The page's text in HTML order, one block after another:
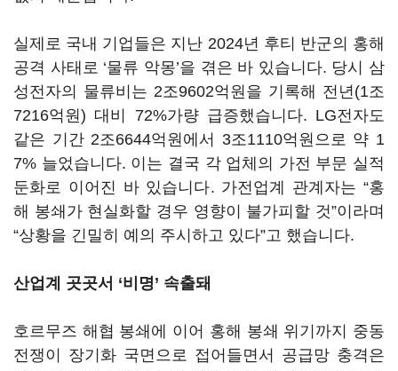
실제로 국내 기업들은 지난 2024년 후티 반군의 홍해
공격 사태로 ‘물류 악몽’을 겪은 바 있습니다. 당시 삼
성전자의 물류비는 2조9602억원을 기록해 전년(1조
7216억원) 대비 72%가량 급증했습니다. LG전자도
같은 기간 2조6644억원에서 3조1110억원으로 약 1
7% 늘었습니다. 이는 결국 각 업체의 가전 부문 실적
둔화로 이어진 바 있습니다. 가전업계 관계자는“홍
해 봉쇄가 현실화할 경우 영향이 불가피할 것”이라며
“상황을 긴밀히 예의 주시하고 있다”고 했습니다.
산업계 곳곳서 ‘비명’ 속출돼
호르무즈 해협 봉쇄에 이어 홍해 봉쇄 위기까지 중동
전쟁이 장기화 국면으로 접어들면서 공급망 충격은